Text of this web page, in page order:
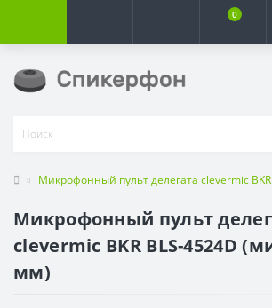
0
Микрофонный пульт делегата clevermic
Микрофонный пульт
clevermic BKR BLS-4524D
мм)